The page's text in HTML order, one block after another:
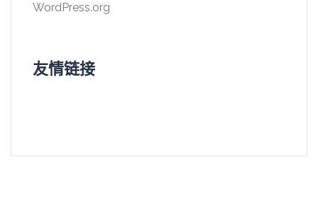
WordPress.org
友情链接